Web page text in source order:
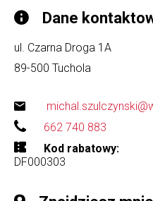
Dane
ul. Czarna Droga 1A
89-500 Tuchola
662 740 883
Kod rabatowy
DF000303